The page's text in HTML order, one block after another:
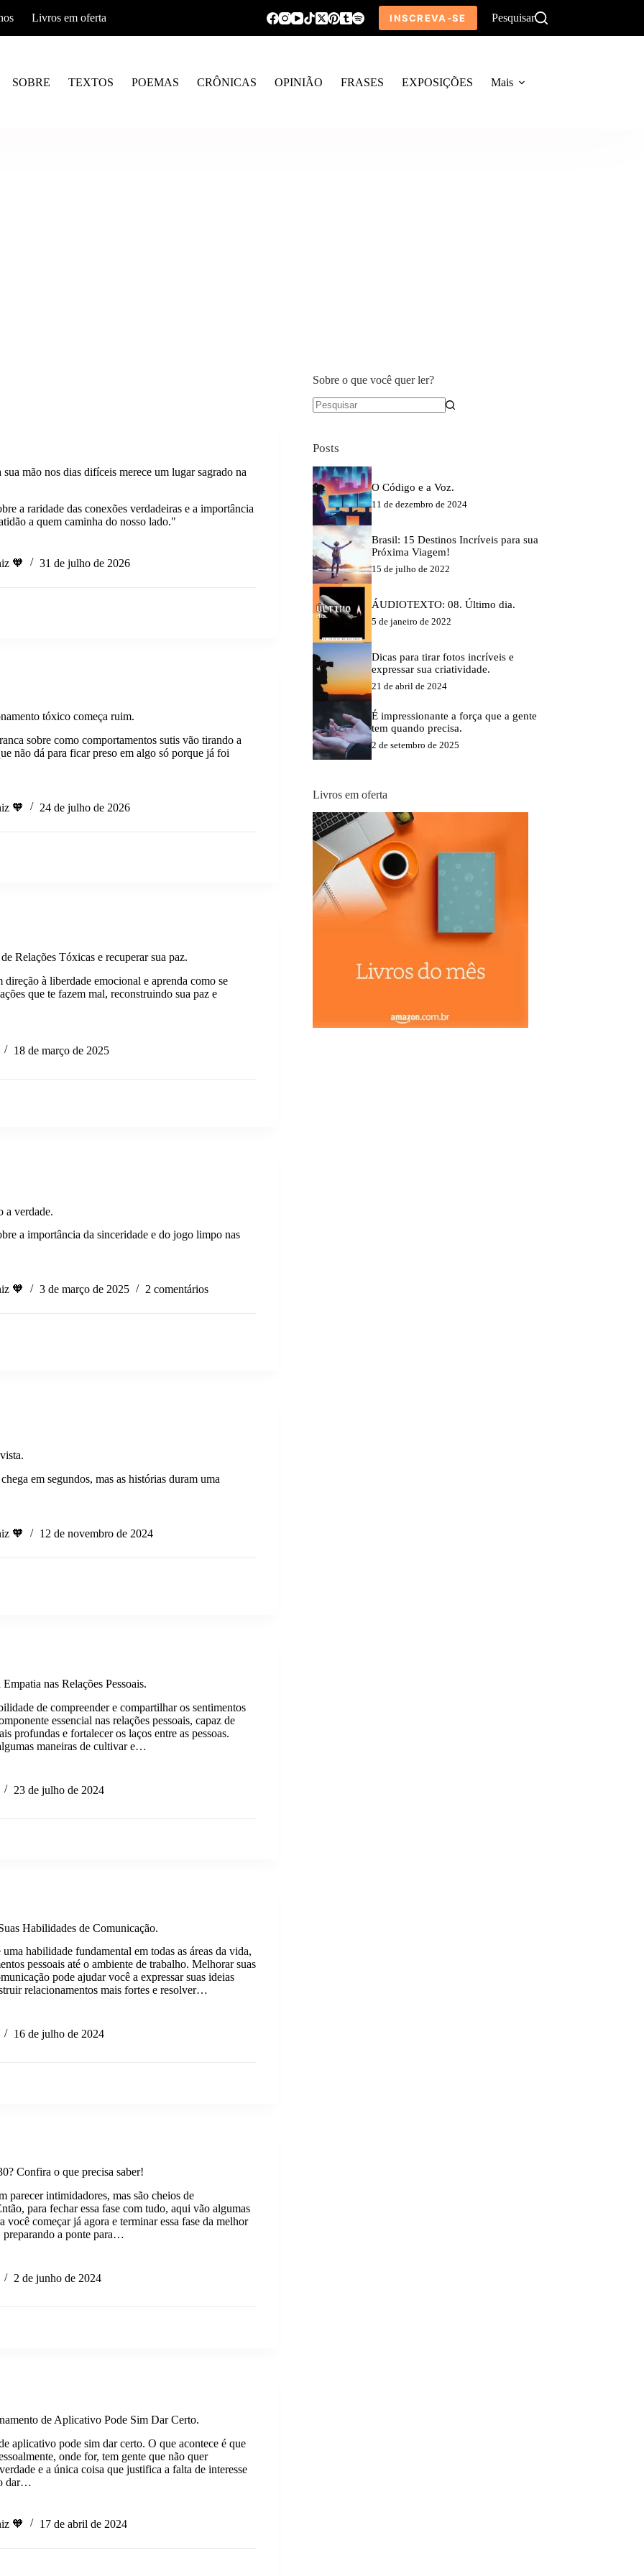
Livros em oferta INSCREVA-SE Pesquisar
SOBRE TEXTOS POEMAS CRÔNICAS OPINIÃO FRASES EXPOSIÇÕES Mais
sua mão nos dias difíceis merece um lugar sagrado na
a raridade das conexões verdadeiras e a importância
a quem caminha do nosso lado."
🧡 31 de julho de 2026
tóxico começa ruim.
sobre como comportamentos sutis vão tirando a
não dá para ficar preso em algo só porque já foi
🧡 24 de julho de 2026
Relações Tóxicas e recuperar sua paz.
direção à liberdade emocional e aprenda como se
que te fazem mal, reconstruindo sua paz e
18 de março de 2025
a verdade.
a importância da sinceridade e do jogo limpo nas
🧡 3 de março de 2025 2 comentários
em segundos, mas as histórias duram uma
🧡 12 de novembro de 2024
nas Relações Pessoais.
de compreender e compartilhar os sentimentos
essencial nas relações pessoais, capaz de
profundas e fortalecer os laços entre as pessoas.
maneiras de cultivar e…
23 de julho de 2024
Habilidades de Comunicação.
habilidade fundamental em todas as áreas da vida,
pessoais até o ambiente de trabalho. Melhorar suas
pode ajudar você a expressar suas ideias
relacionamentos mais fortes e resolver…
16 de julho de 2024
Confira o que precisa saber!
parecer intimidadores, mas são cheios de
para fechar essa fase com tudo, aqui vão algumas
você começar já agora e terminar essa fase da melhor
preparando a ponte para…
2 de junho de 2024
de Aplicativo Pode Sim Dar Certo.
aplicativo pode sim dar certo. O que acontece é que
onde for, tem gente que não quer
e a única coisa que justifica a falta de interesse
dar…
🧡 17 de abril de 2024
Sobre o que você quer ler?
Posts
O Código e a Voz.
11 de dezembro de 2024
Brasil: 15 Destinos Incríveis para sua
Próxima Viagem!
15 de julho de 2022
ÁUDIOTEXTO: 08. Último dia.
5 de janeiro de 2022
Dicas para tirar fotos incríveis e
expressar sua criatividade.
21 de abril de 2024
É impressionante a força que a gente
tem quando precisa.
2 de setembro de 2025
Livros em oferta